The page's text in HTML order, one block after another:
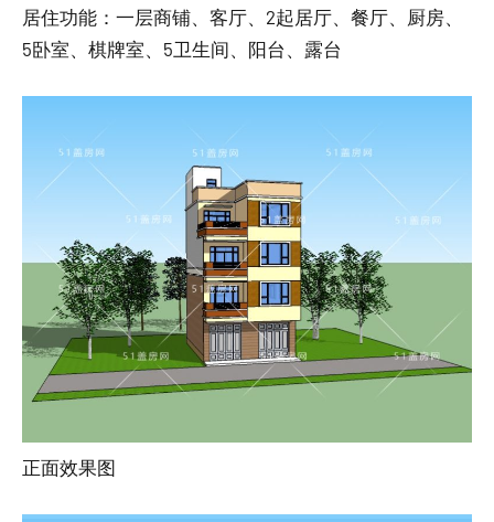
居住功能：一层商铺、客厅、2起居厅、餐厅、厨房、
5卧室、棋牌室、5卫生间、阳台、露台
正面效果图